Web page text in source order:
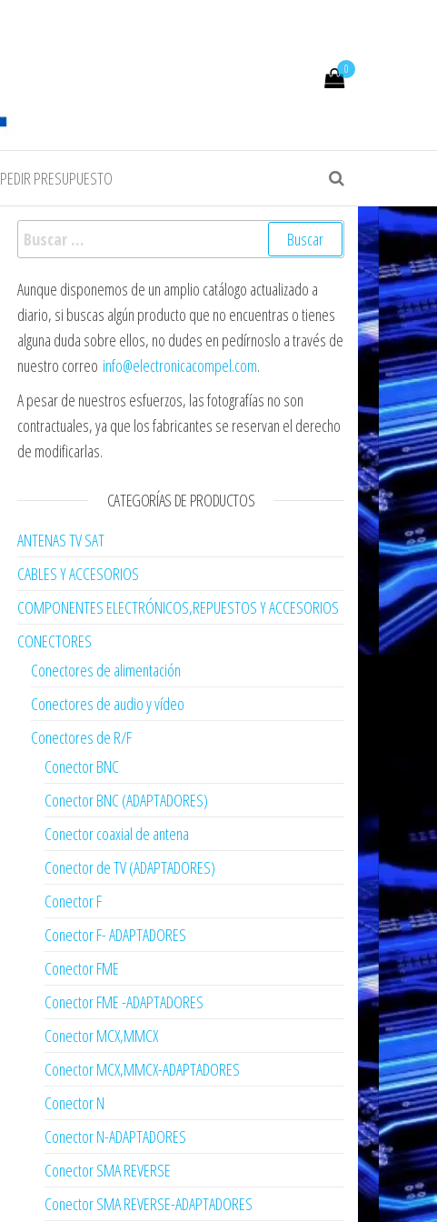
0
PEDIR PRESUPUESTO
Buscar:
Aunque disponemos de un amplio catálogo actualizado a
diario, si buscas algún producto que no encuentras o tienes
alguna duda sobre ellos, no dudes en pedírnoslo a través de
nuestro correo info@electronicacompel.com.
A pesar de nuestros esfuerzos, las fotografías no son
contractuales, ya que los fabricantes se reservan el derecho
de modificarlas.
CATEGORÍAS DE PRODUCTOS
ANTENAS TV SAT
CABLES Y ACCESORIOS
COMPONENTES ELECTRÓNICOS,REPUESTOS Y ACCESORIOS
CONECTORES
Conectores de alimentación
Conectores de audio y vídeo
Conectores de R/F
Conector BNC
Conector BNC (ADAPTADORES)
Conector coaxial de antena
Conector de TV (ADAPTADORES)
Conector F
Conector F- ADAPTADORES
Conector FME
Conector FME -ADAPTADORES
Conector MCX,MMCX
Conector MCX,MMCX-ADAPTADORES
Conector N
Conector N-ADAPTADORES
Conector SMA REVERSE
Conector SMA REVERSE-ADAPTADORES